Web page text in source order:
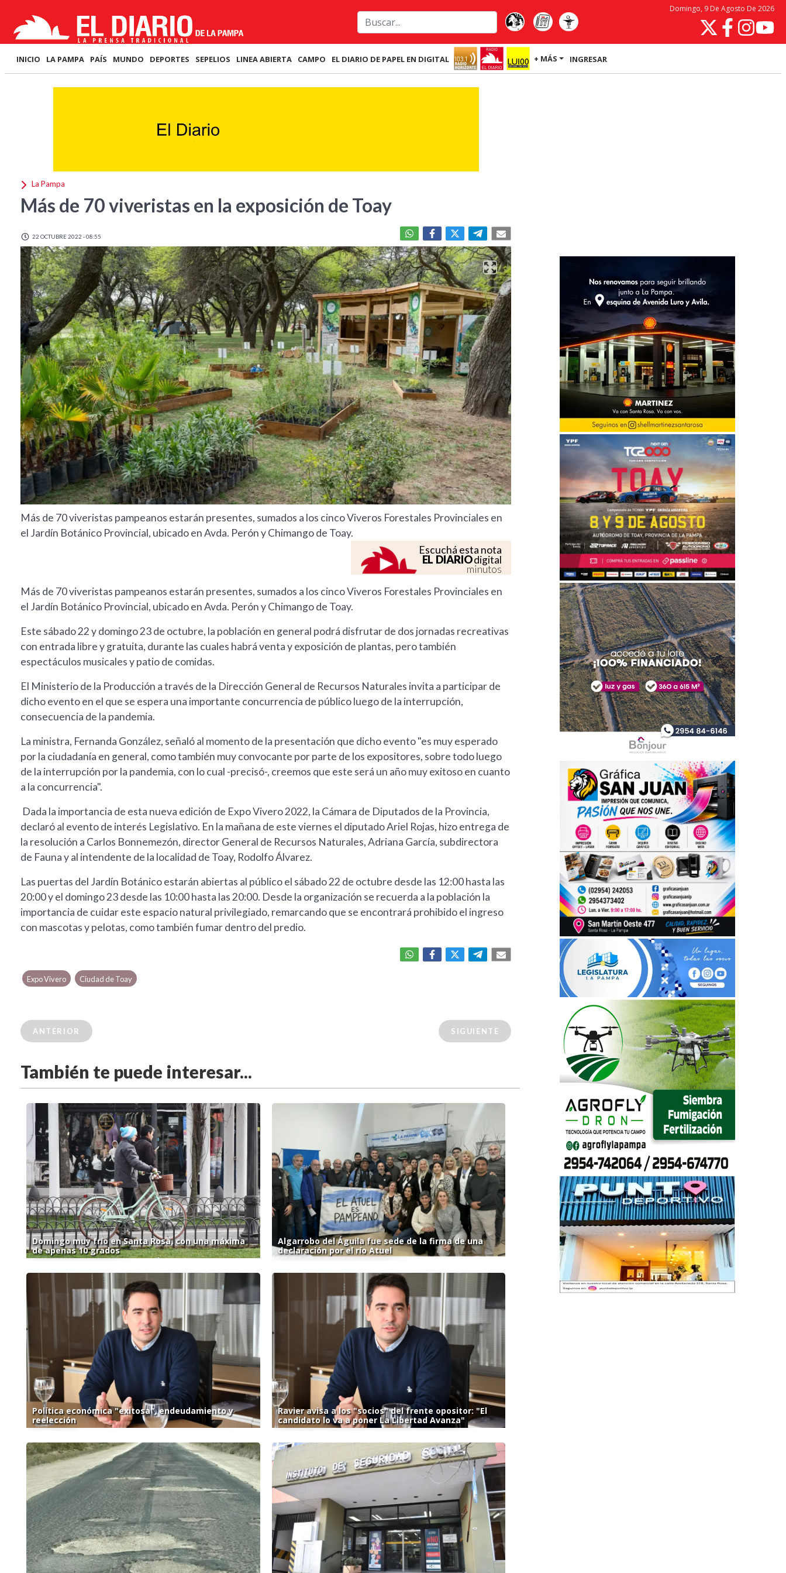
Domingo, 9 De Agosto De 2026
INICIO LA PAMPA PAÍS MUNDO DEPORTES SEPELIOS LINEA ABIERTA CAMPO EL DIARIO DE PAPEL EN DIGITAL + MÁS INGRESAR
La Pampa
Más de 70 viveristas en la exposición de Toay
22 OCTUBRE 2022 - 08:55
Más de 70 viveristas pampeanos estarán presentes, sumados a los cinco Viveros Forestales Provinciales en
el Jardín Botánico Provincial, ubicado en Avda. Perón y Chimango de Toay.
Escuchá esta nota
EL DIARIOdigital
minutos
Más de 70 viveristas pampeanos estarán presentes, sumados a los cinco Viveros Forestales Provinciales en
el Jardín Botánico Provincial, ubicado en Avda. Perón y Chimango de Toay.
Este sábado 22 y domingo 23 de octubre, la población en general podrá disfrutar de dos jornadas recreativas
con entrada libre y gratuita, durante las cuales habrá venta y exposición de plantas, pero también
espectáculos musicales y patio de comidas.
El Ministerio de la Producción a través de la Dirección General de Recursos Naturales invita a participar de
dicho evento en el que se espera una importante concurrencia de público luego de la interrupción,
consecuencia de la pandemia.
La ministra, Fernanda González, señaló al momento de la presentación que dicho evento "es muy esperado
por la ciudadanía en general, como también muy convocante por parte de los expositores, sobre todo luego
de la interrupción por la pandemia, con lo cual -precisó-, creemos que este será un año muy exitoso en cuanto
a la concurrencia".
Dada la importancia de esta nueva edición de Expo Vivero 2022, la Cámara de Diputados de la Provincia,
declaró al evento de interés Legislativo. En la mañana de este viernes el diputado Ariel Rojas, hizo entrega de
la resolución a Carlos Bonnemezón, director General de Recursos Naturales, Adriana García, subdirectora
de Fauna y al intendente de la localidad de Toay, Rodolfo Álvarez.
Las puertas del Jardín Botánico estarán abiertas al público el sábado 22 de octubre desde las 12:00 hasta las
20:00 y el domingo 23 desde las 10:00 hasta las 20:00. Desde la organización se recuerda a la población la
importancia de cuidar este espacio natural privilegiado, remarcando que se encontrará prohibido el ingreso
con mascotas y pelotas, como también fumar dentro del predio.
Expo Vivero Ciudad de Toay
ANTERIOR SIGUIENTE
También te puede interesar...
Domingo muy frío en Santa Rosa, con una máxima
de apenas 10 grados
Algarrobo del Águila fue sede de la firma de una
declaración por el río Atuel
Política económica "exitosa", endeudamiento y
reelección
Ravier avisa a los "socios" del frente opositor: "El
candidato lo va a poner La Libertad Avanza"